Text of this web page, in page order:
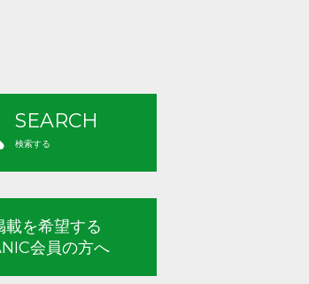
SEARCH
検索する
載を希望する
会員の方へ